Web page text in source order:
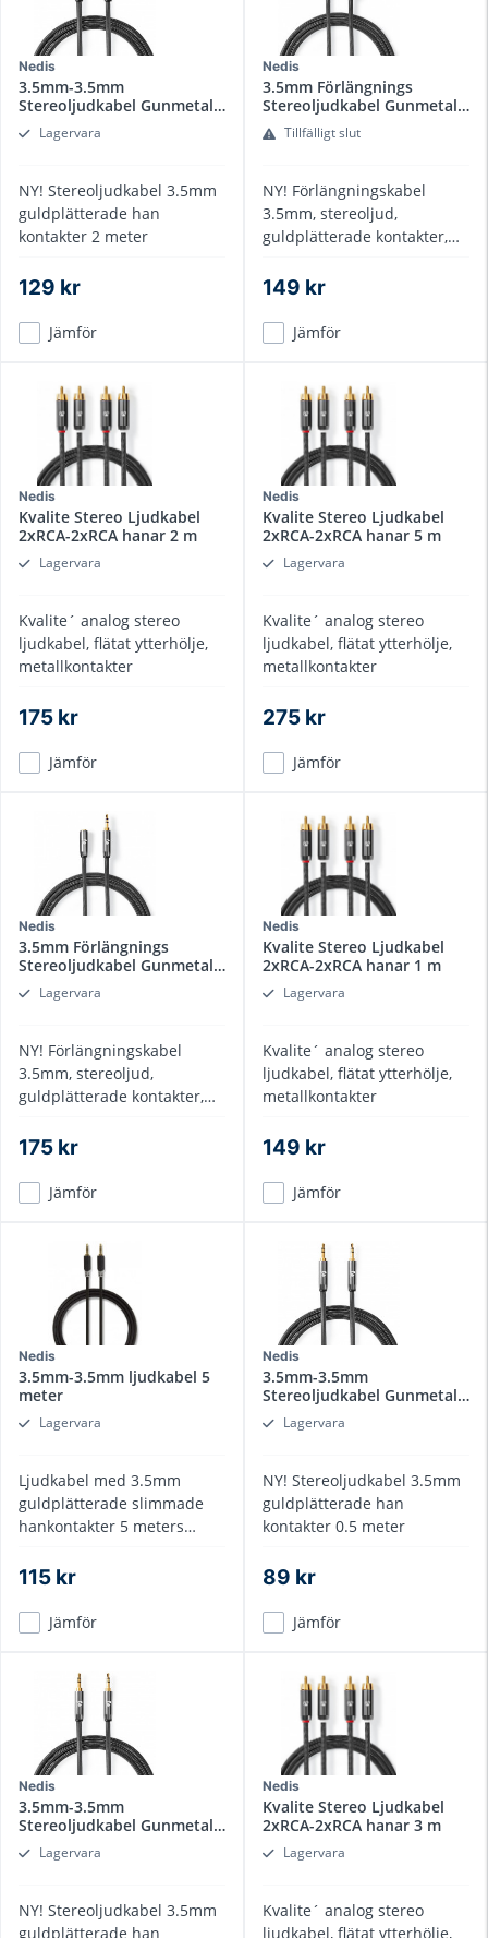
Nedis
3.5mm-3.5mm
Stereoljudkabel Gunmetal
2 mLagervara
NY! Stereoljudkabel 3.5mm
guldplätterade han
kontakter 2 meter
129 kr
Jämför
Nedis
3.5mm Förlängnings
Stereoljudkabel Gunmetal
3mTillfälligt slut
NY! Förlängningskabel
3.5mm, stereoljud,
guldplätterade kontakter,
149 kr
Jämför
Nedis
Kvalite Stereo Ljudkabel
2xRCA-2xRCA hanar 2 m
Lagervara
Kvalite´ analog stereo
ljudkabel, flätat ytterhölje,
metallkontakter
175 kr
Jämför
Nedis
Kvalite Stereo Ljudkabel
2xRCA-2xRCA hanar 5 m
Lagervara
Kvalite´ analog stereo
ljudkabel, flätat ytterhölje,
metallkontakter
275 kr
Jämför
Nedis
3.5mm Förlängnings
Stereoljudkabel Gunmetal
5mLagervara
NY! Förlängningskabel
3.5mm, stereoljud,
guldplätterade kontakter,
175 kr
Jämför
Nedis
Kvalite Stereo Ljudkabel
2xRCA-2xRCA hanar 1 m
Lagervara
Kvalite´ analog stereo
ljudkabel, flätat ytterhölje,
metallkontakter
149 kr
Jämför
Nedis
3.5mm-3.5mm ljudkabel 5
meter
Lagervara
Ljudkabel med 3.5mm
guldplätterade slimmade
hankontakter 5 meters
115 kr
Jämför
Nedis
3.5mm-3.5mm
Stereoljudkabel Gunmetal
0.5 mLagervara
NY! Stereoljudkabel 3.5mm
guldplätterade han
kontakter 0.5 meter
89 kr
Jämför
Nedis
3.5mm-3.5mm
Stereoljudkabel Gunmetal
3 mLagervara
NY! Stereoljudkabel 3.5mm
guldplätterade han
Nedis
Kvalite Stereo Ljudkabel
2xRCA-2xRCA hanar 3 m
Lagervara
Kvalite´ analog stereo
ljudkabel, flätat ytterhölje,